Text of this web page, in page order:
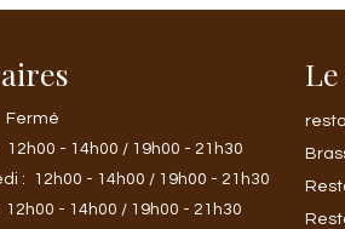
Fermé
12h00 - 14h00 / 19h00 - 21h30
:
12h00 - 14h00 / 19h00 - 21h30
12h00 - 14h00 / 19h00 - 21h30